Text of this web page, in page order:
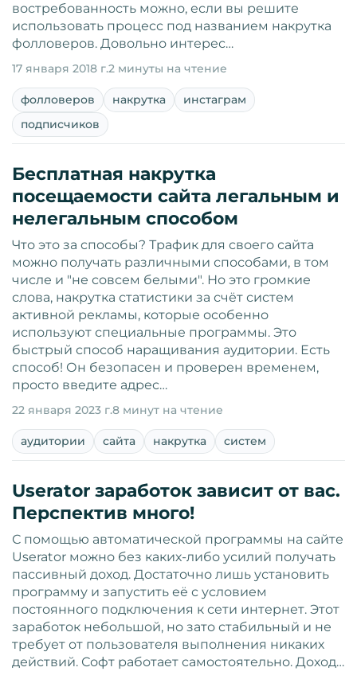
востребованность можно, если вы решите
использовать процесс под названием накрутка
фолловеров. Довольно интерес…
17 января 2018 г.2 минуты на чтение
фолловеров накрутка
инстаграм
подписчиков
Бесплатная накрутка
посещаемости сайта легальным и
нелегальным способом
Что это за способы? Трафик для своего сайта
можно получать различными способами, в том
числе и "не совсем белыми". Но это громкие
слова, накрутка статистики за счёт систем
активной рекламы, которые особенно
используют специальные программы. Это
быстрый способ наращивания аудитории. Есть
способ! Он безопасен и проверен временем,
просто введите адрес…
22 января 2023 г.8 минут на чтение
аудитории сайта накрутка систем
Userator заработок зависит от вас.
Перспектив много!
С помощью автоматической программы на сайте
Userator можно без каких-либо усилий получать
пассивный доход. Достаточно лишь установить
программу и запустить её с условием
постоянного подключения к сети интернет. Этот
заработок небольшой, но зато стабильный и не
требует от пользователя выполнения никаких
действий. Софт работает самостоятельно. Доход…